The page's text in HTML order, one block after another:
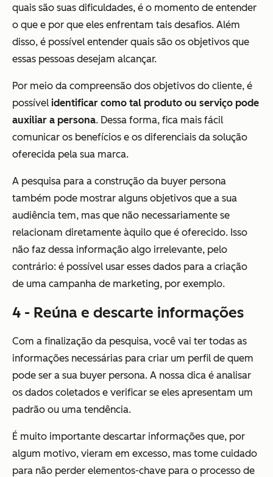
quais são suas dificuldades, é o momento de entender
o que e por que eles enfrentam tais desafios. Além
disso, é possível entender quais são os objetivos que
essas pessoas desejam alcançar.
Por meio da compreensão dos objetivos do cliente, é
possível identificar como tal produto ou serviço pode
auxiliar a persona. Dessa forma, fica mais fácil
comunicar os benefícios e os diferenciais da solução
oferecida pela sua marca.
A pesquisa para a construção da buyer persona
também pode mostrar alguns objetivos que a sua
audiência tem, mas que não necessariamente se
relacionam diretamente àquilo que é oferecido. Isso
não faz dessa informação algo irrelevante, pelo
contrário: é possível usar esses dados para a criação
de uma campanha de marketing, por exemplo.
4 - Reúna e descarte informações
Com a finalização da pesquisa, você vai ter todas as
informações necessárias para criar um perfil de quem
pode ser a sua buyer persona. A nossa dica é analisar
os dados coletados e verificar se eles apresentam um
padrão ou uma tendência.
É muito importante descartar informações que, por
algum motivo, vieram em excesso, mas tome cuidado
para não perder elementos-chave para o processo de